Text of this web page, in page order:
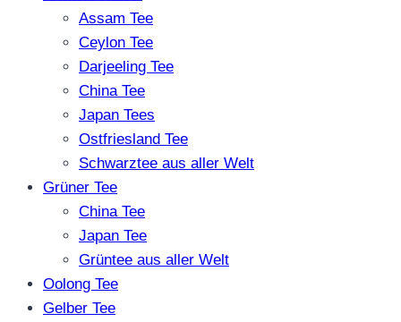
Assam Tee
Ceylon Tee
Darjeeling Tee
China Tee
Japan Tees
Ostfriesland Tee
Schwarztee aus aller Welt
Grüner Tee
China Tee
Japan Tee
Grüntee aus aller Welt
Oolong Tee
Gelber Tee